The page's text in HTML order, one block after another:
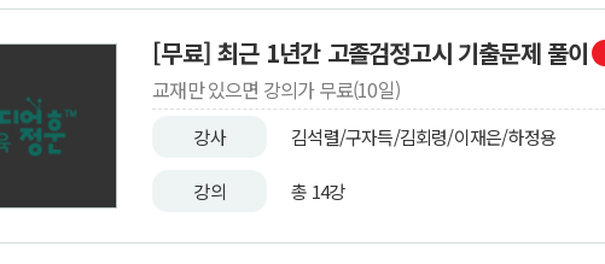
[무료] 최근 1년간 고졸검정고시 기출문제 풀이
교재만 있으면 강의가 무료(10일)
강사 김석렬/구자득/김회령/이재은/하정용
강의 총 14강